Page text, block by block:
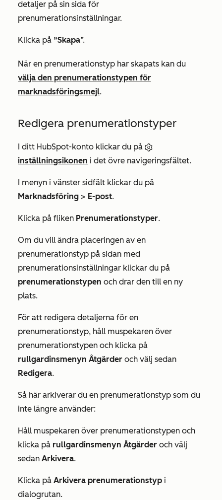
detaljer på sin sida för
prenumerationsinställningar.
Klicka på ”Skapa”.
När en prenumerationstyp har skapats kan du
välja den prenumerationstypen för
marknadsföringsmejl.
Redigera prenumerationstyper
I ditt HubSpot-konto klickar du på
inställningsikonen i det övre navigeringsfältet.
I menyn i vänster sidfält klickar du på
Marknadsföring > E-post.
Klicka på fliken Prenumerationstyper.
Om du vill ändra placeringen av en
prenumerationstyp på sidan med
prenumerationsinställningar klickar du på
prenumerationstypen och drar den till en ny
plats.
För att redigera detaljerna för en
prenumerationstyp, håll muspekaren över
prenumerationstypen och klicka på
rullgardinsmenyn Åtgärder och välj sedan
Redigera.
Så här arkiverar du en prenumerationstyp som du
inte längre använder:
Håll muspekaren över prenumerationstypen och
klicka på rullgardinsmenyn Åtgärder och välj
sedan Arkivera.
Klicka på Arkivera prenumerationstyp i
dialogrutan.